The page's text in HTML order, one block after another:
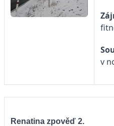
v
Renatina zpověď 2.